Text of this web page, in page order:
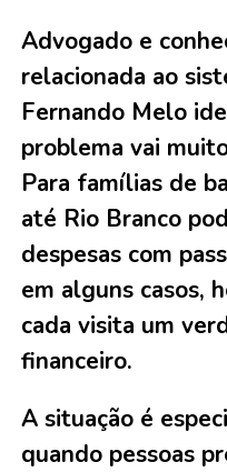
Advogado e
relacionada ao
Fernando Melo
problema vai
Para famílias de
até Rio Branco
despesas com
em alguns casos,
cada visita um
financeiro.
A situação é
quando pessoas